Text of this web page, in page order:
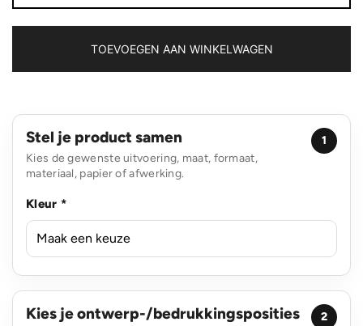
RFID
laptop
PVC
TOEVOEGEN AAN WINKELWAGEN
Stel je product samen
Kies de gewenste uitvoering, maat, formaat,
materiaal, papier of afwerking.
1
Kleur *
Kies je ontwerp-/bedrukkingsposities 2